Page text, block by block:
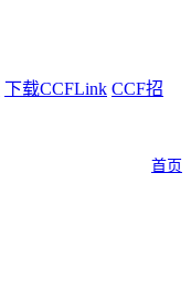
下载CCFLink CCF招
首页